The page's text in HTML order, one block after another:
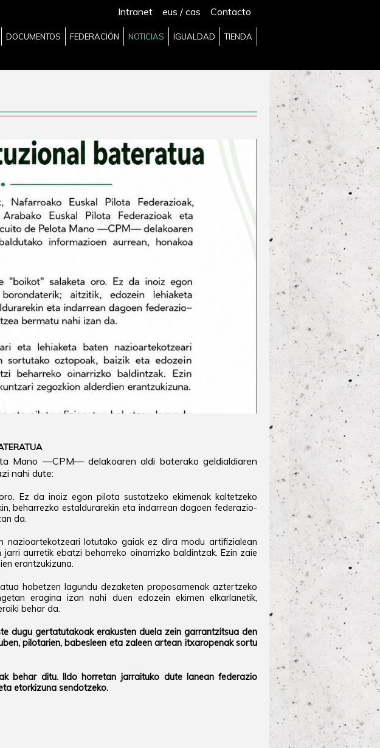
Intranet eus / cas Contacto
DOCUMENTOS FEDERACIÓN NOTICIAS IGUALDAD TIENDA
Mano —CPM— delakoaren aldi baterako geldialdiaren
nahi dute:
Ez da inoiz egon pilota sustatzeko ekimenak kaltetzeko
beharrezko estaldurarekin eta indarrean dagoen federazio-
da.
nazioartekotzeari lotutako gaiak ez dira modu artifizialean
aurretik ebatzi beharreko oinarrizko baldintzak. Ezin zaie
erantzukizuna.
hobetzen lagundu dezaketen proposamenak aztertzeko
eragina izan nahi duen edozein ekimen elkarlanetik,
behar da.
dugu gertatutakoak erakusten duela zein garrantzitsua den
pilotarien, babesleen eta zaleen artean itxaropenak sortu
behar ditu. Ildo horretan jarraituko dute lanean federazio
etorkizuna sendotzeko.